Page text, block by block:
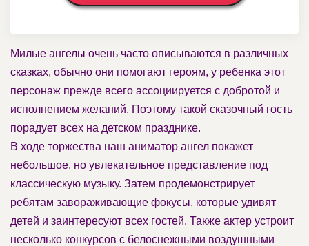
Милые ангелы очень часто описываются в различных
сказках, обычно они помогают героям, у ребенка этот
персонаж прежде всего ассоциируется с добротой и
исполнением желаний. Поэтому такой сказочный гость
порадует всех на детском празднике.
В ходе торжества наш аниматор ангел покажет
небольшое, но увлекательное представление под
классическую музыку. Затем продемонстрирует
ребятам завораживающие фокусы, которые удивят
детей и заинтересуют всех гостей. Также актер устроит
несколько конкурсов с белоснежными воздушными